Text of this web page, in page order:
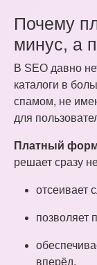
Почему
минус, а
В SEO давно
каталоги в
спамом, не
для
Платный
решает сразу
отсеивает
позволяет
вперёд.